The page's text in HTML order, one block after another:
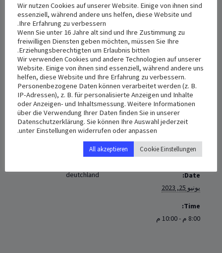
-10:00 م
اجتماع الشبيبة الملكية الشهري، للشببة على برنامج الزوم.
الساعة الثامنة مساء.
يوم الأحد 25/06/2023
الأب المرشد ولجنة الرعية.
+ Add to iCalendar
Date:
يونيو 25, 2023
Time:
8:00 م - 10:00 م
deutchland
Wir nutzen Cookies auf unserer Website. Einige von ihnen sind
essenziell, während andere uns helfen, diese Website und
Ihre Erfahrung zu verbessern.
Wenn Sie unter 16 Jahre alt sind und Ihre Zustimmung zu
freiwilligen Diensten geben möchten, müssen Sie Ihre
Erziehungsberechtigten um Erlaubnis bitten.
Wir verwenden Cookies und andere Technologien auf unserer
Website. Einige von ihnen sind essenziell, während andere uns
helfen, diese Website und Ihre Erfahrung zu verbessern.
Personenbezogene Daten können verarbeitet werden (z. B.
IP-Adressen), z. B. für personalisierte Anzeigen und Inhalte
oder Anzeigen- und Inhaltsmessung. Weitere Informationen
über die Verwendung Ihrer Daten finden Sie in unserer
Datenschutzerklärung. Sie können Ihre Auswahl jederzeit
unter Einstellungen widerrufen oder anpassen.
Cookie Einstellungen
All akzeptieren